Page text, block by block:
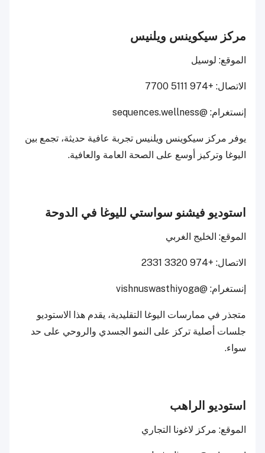
مركز سيكوينس ويلنيس
الموقع: لوسيل
الاتصال: +974 5111 7700
إنستغرام: @sequences.wellness
يوفر مركز سيكوينس ويلنيس تجربة عافية حديثة، تجمع بين
اليوغا وتركيز أوسع على الصحة العامة والعافية.
استوديو فيشنو سواستي لليوغا في الدوحة
الموقع: الخليج الغربي
الاتصال: +974 3320 2331
إنستغرام: @vishnuswasthiyoga
متجذر في ممارسات اليوغا التقليدية، يقدم هذا الاستوديو
جلسات أصلية تركز على النمو الجسدي والروحي على حد
سواء.
استوديو الراهب
الموقع: مركز لاغونا التجاري